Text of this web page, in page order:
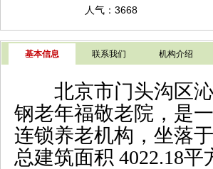
人气：3668
基本信息 联系我们 机构介绍
北京市门头沟区
钢老年福敬老院，是
连锁养老机构，坐落
总建筑面积 4022.18平